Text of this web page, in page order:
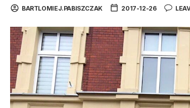
BARTLOMIEJ.PABISZCZAK 2017-12-26